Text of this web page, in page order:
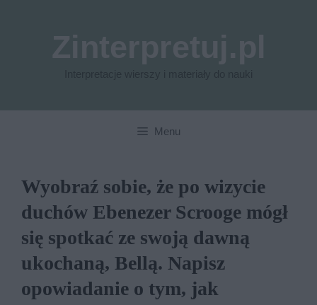
Menu
Wyobraź sobie, że po wizycie
duchów Ebenezer Scrooge mógł
się spotkać ze swoją dawną
ukochaną, Bellą. Napisz
opowiadanie o tym, jak